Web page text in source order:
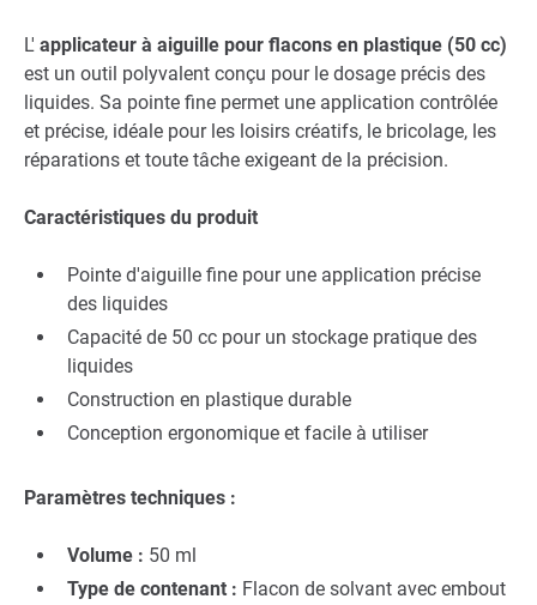
L' applicateur à aiguille pour flacons en plastique (50 cc)
est un outil polyvalent conçu pour le dosage précis des
liquides. Sa pointe fine permet une application contrôlée
et précise, idéale pour les loisirs créatifs, le bricolage, les
réparations et toute tâche exigeant de la précision.
Caractéristiques du produit
Pointe d'aiguille fine pour une application précise
des liquides
Capacité de 50 cc pour un stockage pratique des
liquides
Construction en plastique durable
Conception ergonomique et facile à utiliser
Paramètres techniques :
Volume : 50 ml
Type de contenant : Flacon de solvant avec embout